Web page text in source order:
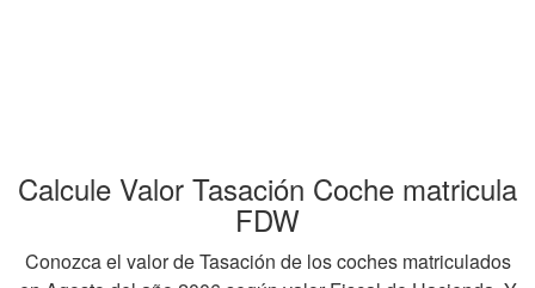
Calcule Valor Tasación Coche matricula
FDW
Conozca el valor de Tasación de los coches matriculados